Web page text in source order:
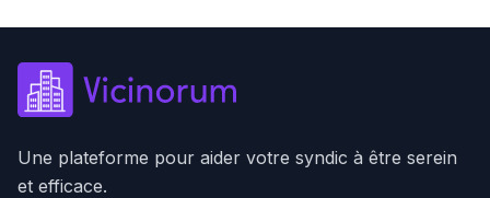
Une plateforme pour aider votre syndic à être serein
et efficace.